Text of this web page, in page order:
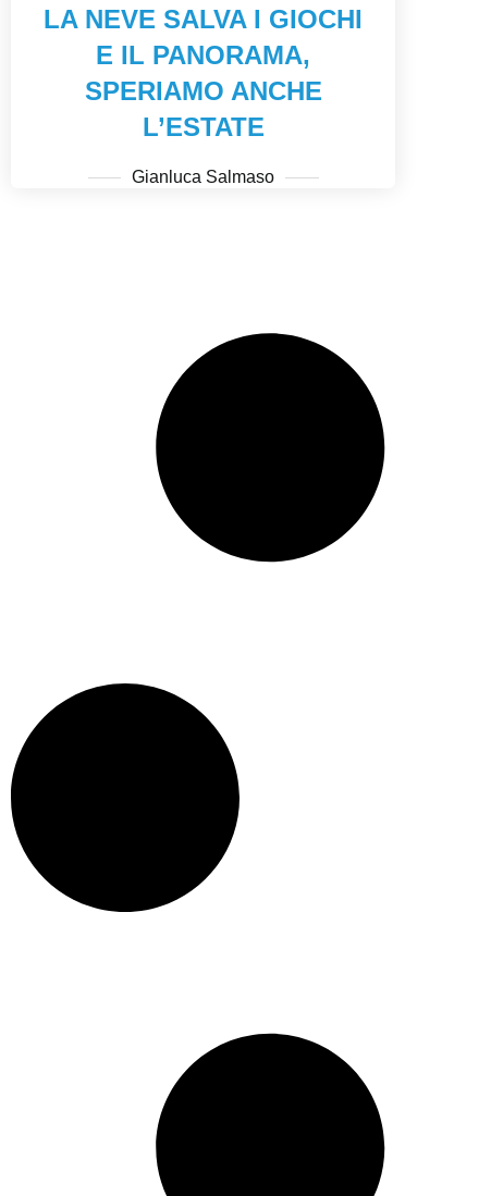
LA NEVE SALVA I GIOCHI
E IL PANORAMA,
SPERIAMO ANCHE
L’ESTATE
Gianluca Salmaso